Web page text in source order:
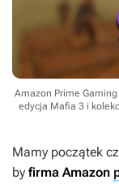
Amazon Prime
edycja Mafia 3 i
Mamy początek
by firma Amazon